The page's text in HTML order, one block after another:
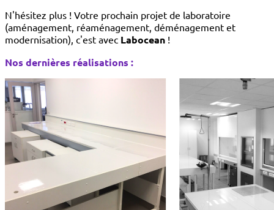
N'hésitez plus ! Votre prochain projet de laboratoire
(aménagement, réaménagement, déménagement et
modernisation), c'est avec Labocean !
Nos dernières réalisations :